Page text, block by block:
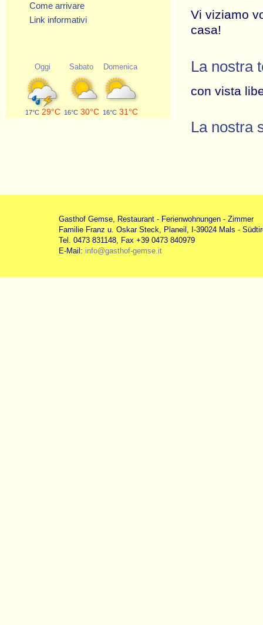
Come arrivare
Link informativi
Oggi
17°C 29°C
Sabato
16°C 30°C
Domenica
16°C 31°C
Vi viziamo
casa!
La nostra
con vista
La nostra
Gasthof Gemse, Restaurant - Ferienwohnungen - Zimmer
Familie Franz u. Oskar Steck, Planeil, I-39024 Mals -
Tel. 0473 831148, Fax +39 0473 840979
E-Mail: info@gasthof-gemse.it